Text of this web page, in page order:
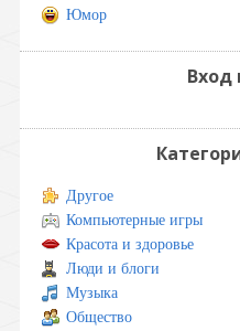
Юмор
Вход
Другое
Компьютерные игры
Красота и здоровье
Люди и блоги
Музыка
Общество